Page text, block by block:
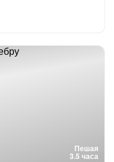
Пешая
3.5 часа